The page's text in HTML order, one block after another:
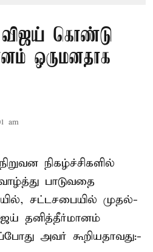
விஜய் கொண்டு
ஒருமனதாக
am
நிகழ்ச்சிகளில்
பாடுவதை
சட்டசபையில் முதல்-
தனித்தீர்மானம்
அவர் கூறியதாவது:-